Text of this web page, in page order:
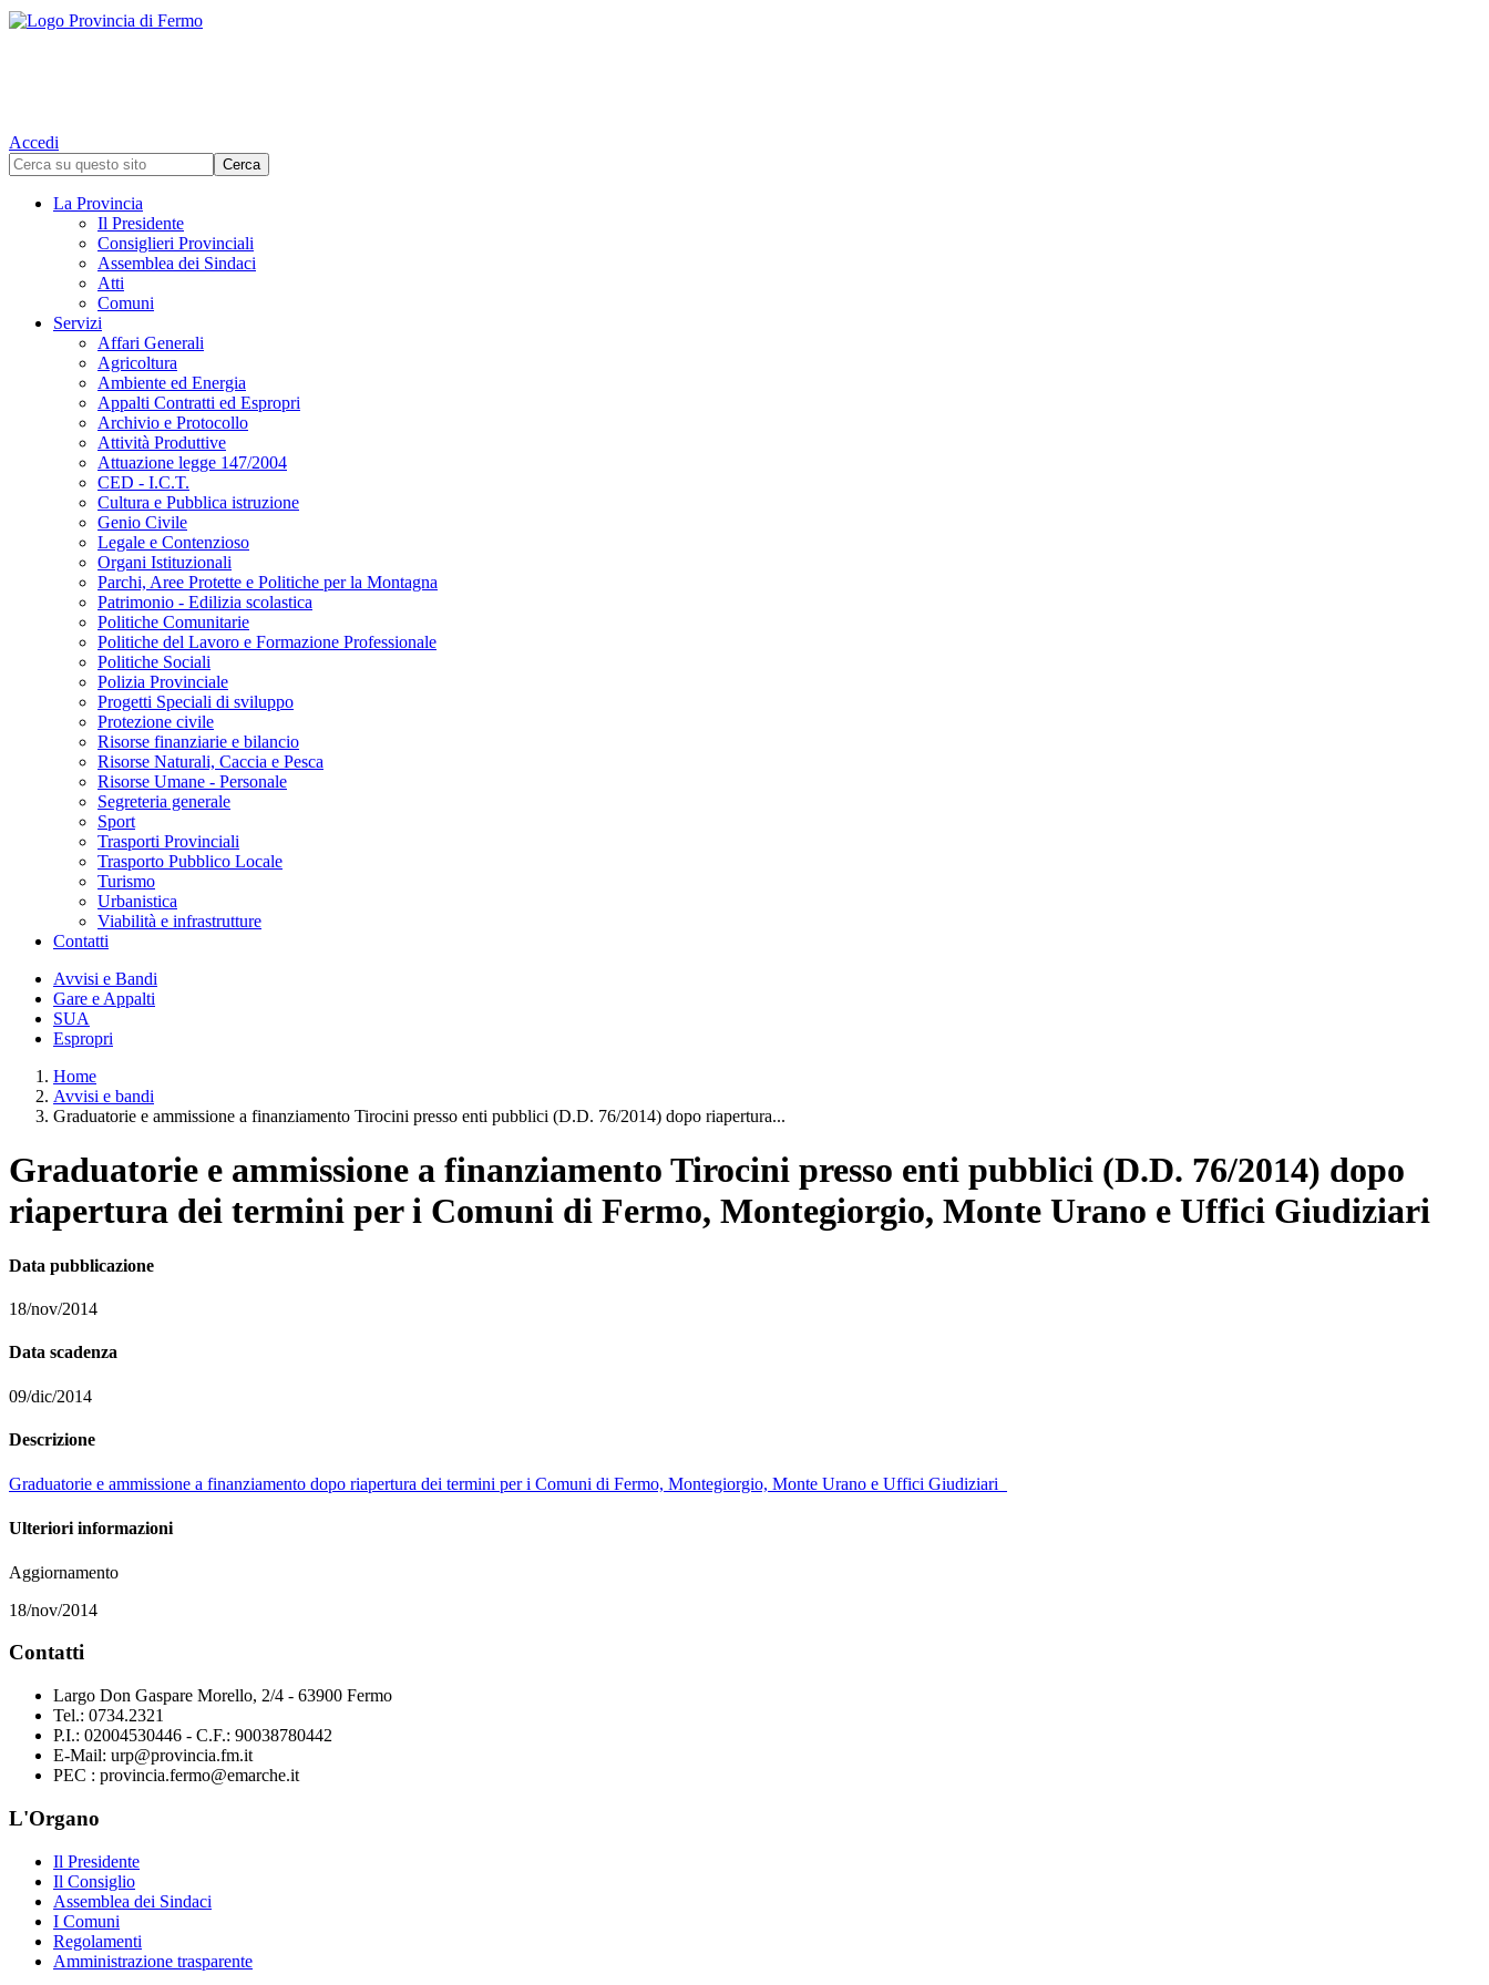
Accedi
La Provincia
Il Presidente
Consiglieri Provinciali
Assemblea dei Sindaci
Atti
Comuni
Servizi
Affari Generali
Agricoltura
Ambiente ed Energia
Appalti Contratti ed Espropri
Archivio e Protocollo
Attività Produttive
Attuazione legge 147/2004
CED - I.C.T.
Cultura e Pubblica istruzione
Genio Civile
Legale e Contenzioso
Organi Istituzionali
Parchi, Aree Protette e Politiche per la Montagna
Patrimonio - Edilizia scolastica
Politiche Comunitarie
Politiche del Lavoro e Formazione Professionale
Politiche Sociali
Polizia Provinciale
Progetti Speciali di sviluppo
Protezione civile
Risorse finanziarie e bilancio
Risorse Naturali, Caccia e Pesca
Risorse Umane - Personale
Segreteria generale
Sport
Trasporti Provinciali
Trasporto Pubblico Locale
Turismo
Urbanistica
Viabilità e infrastrutture
Contatti
Avvisi e Bandi
Gare e Appalti
SUA
Espropri
Home
Avvisi e bandi
Graduatorie e ammissione a finanziamento Tirocini presso enti pubblici (D.D. 76/2014) dopo riapertura...
Graduatorie e ammissione a finanziamento Tirocini presso enti pubblici (D.D. 76/2014) dopo
riapertura dei termini per i Comuni di Fermo, Montegiorgio, Monte Urano e Uffici Giudiziari
Data pubblicazione
18/nov/2014
Data scadenza
09/dic/2014
Descrizione
Graduatorie e ammissione a finanziamento dopo riapertura dei termini per i Comuni di Fermo, Montegiorgio, Monte Urano e Uffici Giudiziari
Ulteriori informazioni
Aggiornamento
18/nov/2014
Contatti
Largo Don Gaspare Morello, 2/4 - 63900 Fermo
Tel.: 0734.2321
P.I.: 02004530446 - C.F.: 90038780442
E-Mail: urp@provincia.fm.it
PEC : provincia.fermo@emarche.it
L'Organo
Il Presidente
Il Consiglio
Assemblea dei Sindaci
I Comuni
Regolamenti
Amministrazione trasparente